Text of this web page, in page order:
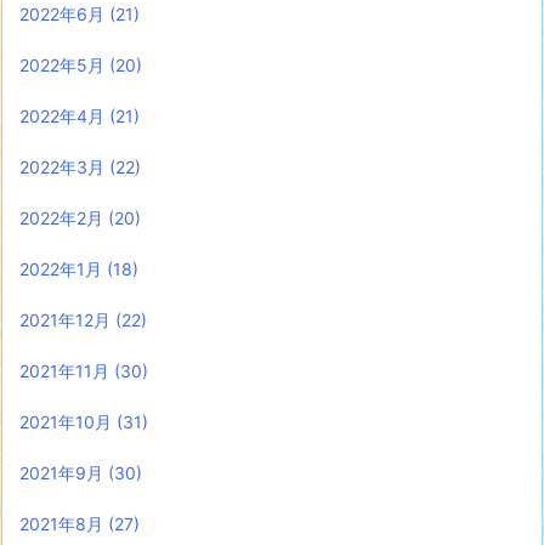
2022年6月 (21)
2022年5月 (20)
2022年4月 (21)
2022年3月 (22)
2022年2月 (20)
2022年1月 (18)
2021年12月 (22)
2021年11月 (30)
2021年10月 (31)
2021年9月 (30)
2021年8月 (27)